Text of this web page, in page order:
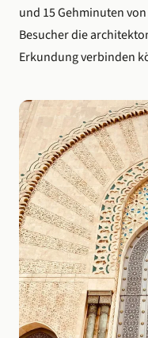
und 15 Gehminuten
Besucher die
Erkundung verbinden